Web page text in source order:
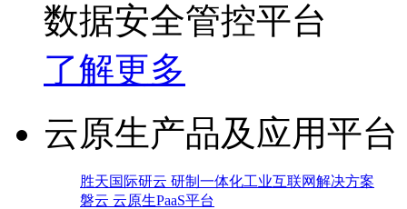
数据安全管控平台
了解更多
云原生产品及应用平台
胜天国际研云 研制一体化工业互联网解决方案
磐云 云原生PaaS平台